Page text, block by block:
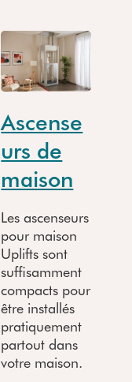
Ascense
urs de
maison
Les ascenseurs
pour maison
Uplifts sont
suffisamment
compacts pour
être installés
pratiquement
partout dans
votre maison.